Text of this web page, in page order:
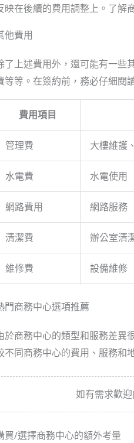
映在後續的費用調整上。了解
他費用
了上述費用外，還可能有一些
等等。在簽約前，務必仔細閱
費用項目
管理費 大樓維護
水電費 水電使用
網路費用 網路服務
清潔費 辦公室清
維修費 設備維修
門商務中心選項推薦
於商務中心的類型和服務差異
不同商務中心的費用、服務和
如有需求歡迎
買/選擇商務中心的額外考量